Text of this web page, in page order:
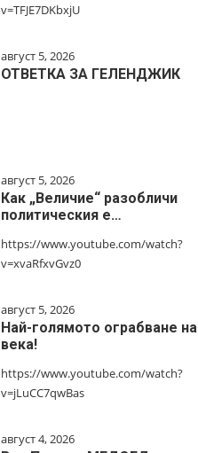
v=TFJE7DKbxjU
август 5, 2026
ОТВЕТКА ЗА ГЕЛЕНДЖИК
август 5, 2026
Как „Величие“ разобличи
политическия е…
https://www.youtube.com/watch?
v=xvaRfxvGvz0
август 5, 2026
Най-голямото ограбване на
века!
https://www.youtube.com/watch?
v=jLuCC7qwBas
август 4, 2026